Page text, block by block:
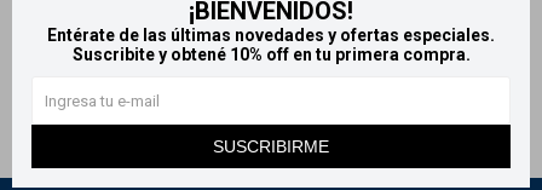
¡BIENVENIDOS!
Entérate de las últimas novedades y ofertas especiales.
Suscribite y obtené 10% off en tu primera compra.
SUSCRIBIRME
$ 859 $ 1.431
$ 943 $ 1.576